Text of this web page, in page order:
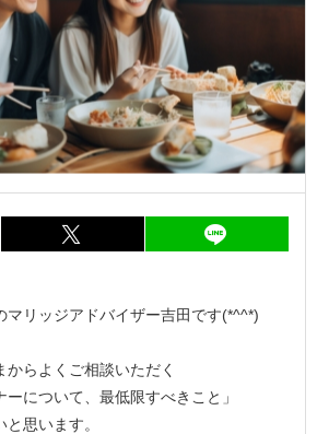
シェア シェア
マリッジアドバイザー吉田です(*^^*)
らよくご相談いただく
ーについて、最低限すべきこと」
思います。